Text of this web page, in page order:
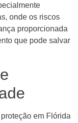
onde os riscos
proporcionada
que pode salvar
em Flórida